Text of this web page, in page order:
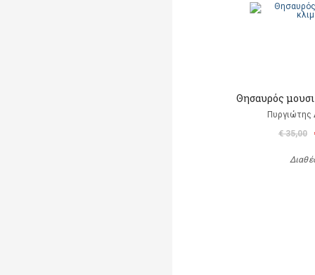
Θησαυρός
Πυργιώτης
€ 35,00